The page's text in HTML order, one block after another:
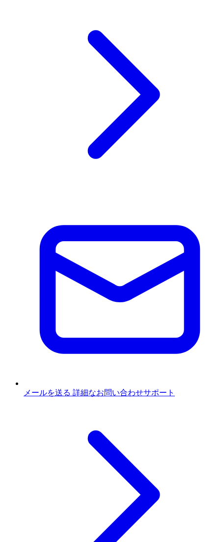
メールを送る 詳細なお問い合わせサポート